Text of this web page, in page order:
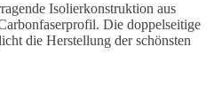
Isolierkonstruktion aus
Die doppelseitige
die Herstellung der schönsten